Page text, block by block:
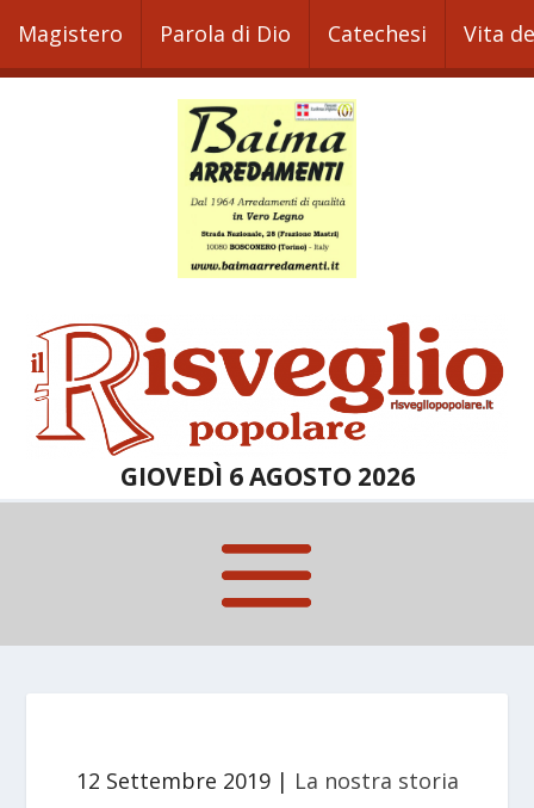
Magistero Parola di Dio Catechesi Vita
GIOVEDÌ 6 AGOSTO 2026
12 Settembre 2019| La nostra storia